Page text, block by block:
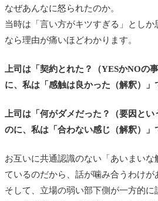
なぜあんなに怒られたのか。
当時は「言い方がキツすぎる」とし
なら理由が痛いほどわかります。
上司は「契約とれた？（YESかNOの
に、私は「感触は良かった（解釈）」
上司は「何がダメだった？（要因と
のに、私は「合わない感じ（解釈）」
お互いに共通認識のない「あいまいな
ているのだから、話が噛み合うわけが
そして、立場の弱い部下側が一方的に